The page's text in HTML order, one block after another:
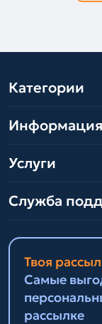
Категории
Информация
Услуги
Служба
Твоя
Самые
рассылке